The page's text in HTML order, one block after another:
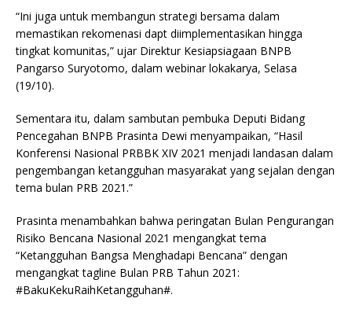
“Ini juga untuk membangun strategi bersama dalam
memastikan rekomenasi dapt diimplementasikan hingga
tingkat komunitas,” ujar Direktur Kesiapsiagaan BNPB
Pangarso Suryotomo, dalam webinar lokakarya, Selasa
(19/10).
Sementara itu, dalam sambutan pembuka Deputi Bidang
Pencegahan BNPB Prasinta Dewi menyampaikan, “Hasil
Konferensi Nasional PRBBK XIV 2021 menjadi landasan dalam
pengembangan ketangguhan masyarakat yang sejalan dengan
tema bulan PRB 2021.”
Prasinta menambahkan bahwa peringatan Bulan Pengurangan
Risiko Bencana Nasional 2021 mengangkat tema
“Ketangguhan Bangsa Menghadapi Bencana” dengan
mengangkat tagline Bulan PRB Tahun 2021:
#BakuKekuRaihKetangguhan#.